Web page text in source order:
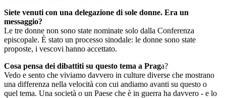
Siete venuti con una delegazione di sole donne. Era un
messaggio?
Le tre donne non sono state nominate solo dalla Conferenza
episcopale. È stato un processo sinodale: le donne sono state
proposte, i vescovi hanno accettato.
Cosa pensa dei dibattiti su questo tema a Praga?
Vedo e sento che viviamo davvero in culture diverse che mostrano
una differenza nella velocità con cui andiamo avanti su questo o
quel tema. Una società o un Paese che è in guerra ha davvero - e lo